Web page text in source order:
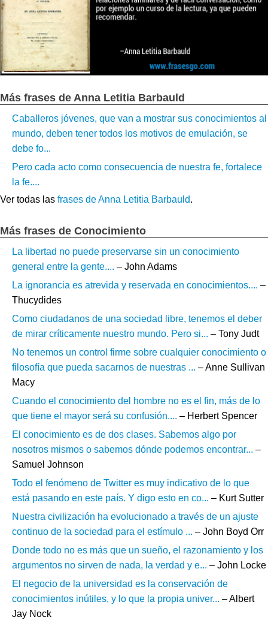
Más frases de Anna Letitia Barbauld
Caballeros jóvenes, que van a mostrar sus conocimientos al
mundo, deben tener todos los motivos de emulación, se
debe fo...
Pero cada acto como consecuencia de nuestra fe, fortalece
la fe....
Ver todas las frases de Anna Letitia Barbauld.
Más frases de Conocimiento
La libertad no puede preservarse sin un conocimiento
general entre la gente.... – John Adams
La ignorancia es atrevida y reservada en conocimientos.... –
Thucydides
Como ciudadanos de una sociedad libre, tenemos el deber
de mirar críticamente nuestro mundo. Pero si... – Tony Judt
No tenemos un control firme sobre cualquier conocimiento o
filosofía que pueda sacarnos de nuestras ... – Anne Sullivan
Macy
Cuando el conocimiento del hombre no es el fin, más de lo
que tiene el mayor será su confusión.... – Herbert Spencer
El conocimiento es de dos clases. Sabemos algo por
nosotros mismos o sabemos dónde podemos encontrar... –
Samuel Johnson
Todo el fenómeno de Twitter es muy indicativo de lo que
está pasando en este país. Y digo esto en co... – Kurt Sutter
Nuestra civilización ha evolucionado a través de un ajuste
continuo de la sociedad para el estímulo ... – John Boyd Orr
Donde todo no es más que un sueño, el razonamiento y los
argumentos no sirven de nada, la verdad y e... – John Locke
El negocio de la universidad es la conservación de
conocimientos inútiles, y lo que la propia univer... – Albert
Jay Nock